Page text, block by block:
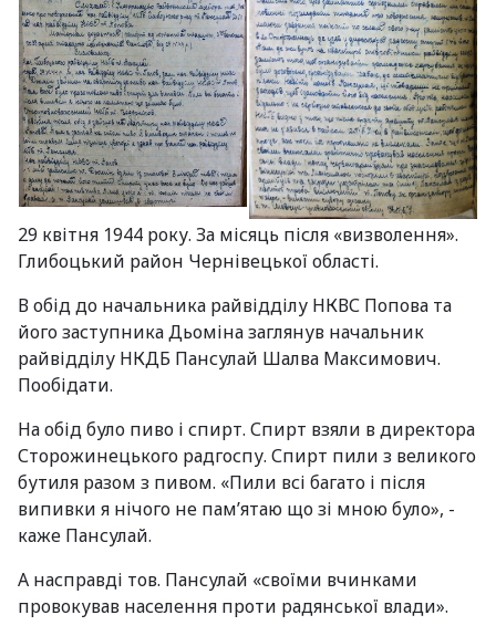
29 квітня 1944 року. За місяць після «визволення».
Глибоцький район Чернівецької області.
В обід до начальника райвідділу НКВС Попова та
його заступника Дьоміна заглянув начальник
райвідділу НКДБ Пансулай Шалва Максимович.
Пообідати.
На обід було пиво і спирт. Спирт взяли в директора
Сторожинецького радгоспу. Спирт пили з великого
бутиля разом з пивом. «Пили всі багато і після
випивки я нічого не пам’ятаю що зі мною було», -
каже Пансулай.
А насправді тов. Пансулай «своїми вчинками
провокував населення проти радянської влади».